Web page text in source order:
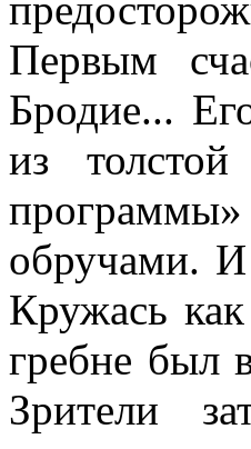
Первым
Бродие...
из
обручами. И
Кружась
гребне был
Зрители